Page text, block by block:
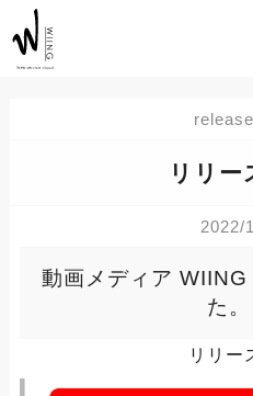
リリー
2022/
動画メディア
た。
リリー